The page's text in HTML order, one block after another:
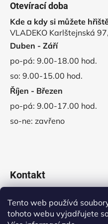
Tento web používá
tohoto webu vyjadřujete
Otevírací doba
Kde a kdy si můžete
VLADEKO Karlštejnská
Duben - Září
po-pá: 9.00-18.00 hod.
so: 9.00-15.00 hod.
Říjen - Březen
po-pá: 9.00-17.00 hod.
so-ne: zavřeno
Kontakt
obchod@